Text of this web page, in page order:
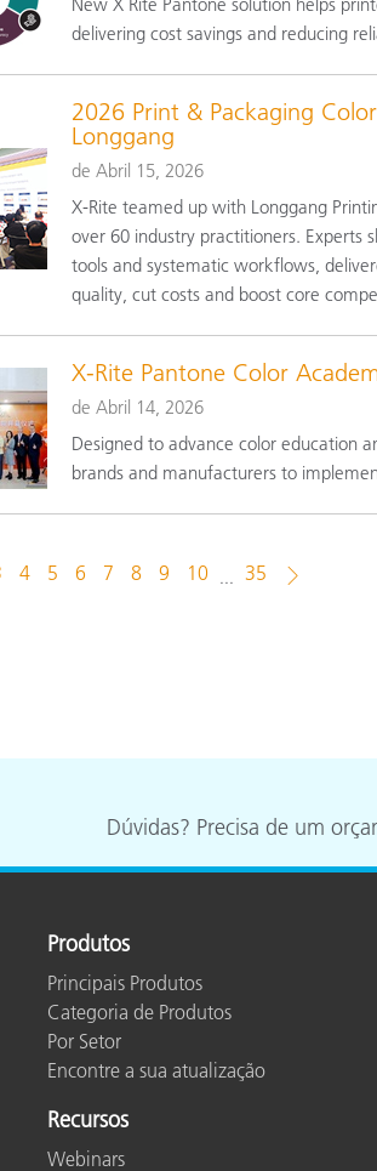
delivering cost savings and reducing
2026 Print & Packaging
Longgang
de Abril 15, 2026
X-Rite teamed up with Longgang
over 60 industry practitioners. Experts
tools and systematic workflows,
quality, cut costs and boost core
X-Rite Pantone Color
de Abril 14, 2026
Designed to advance color education
brands and manufacturers to
4 5 6 7 8 9 10 ... 35
Dúvidas? Precisa de um
Produtos
Principais Produtos
Categoria de Produtos
Por Setor
Encontre a sua atualização
Recursos
Webinars